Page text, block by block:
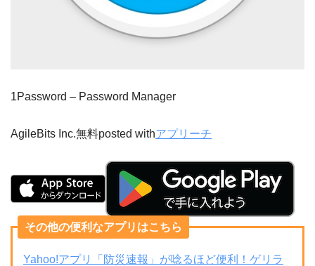
1Password – Password Manager
AgileBits Inc.無料posted withアプリーチ
その他の便利なアプリはこちら
Yahoo!アプリ「防災速報」が唸るほど便利！ゲリラ